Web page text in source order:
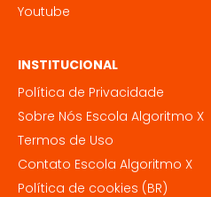
Youtube
INSTITUCIONAL
Política de Privacidade
Sobre Nós Escola Algoritmo X
Termos de Uso
Contato Escola Algoritmo X
Política de cookies (BR)